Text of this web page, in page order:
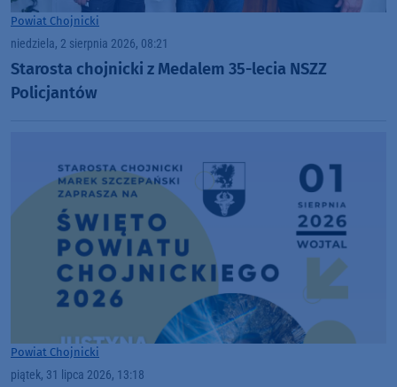
Powiat Chojnicki
niedziela, 2 sierpnia 2026, 08:21
Starosta chojnicki z Medalem 35-lecia NSZZ
Policjantów
Powiat Chojnicki
piątek, 31 lipca 2026, 13:18